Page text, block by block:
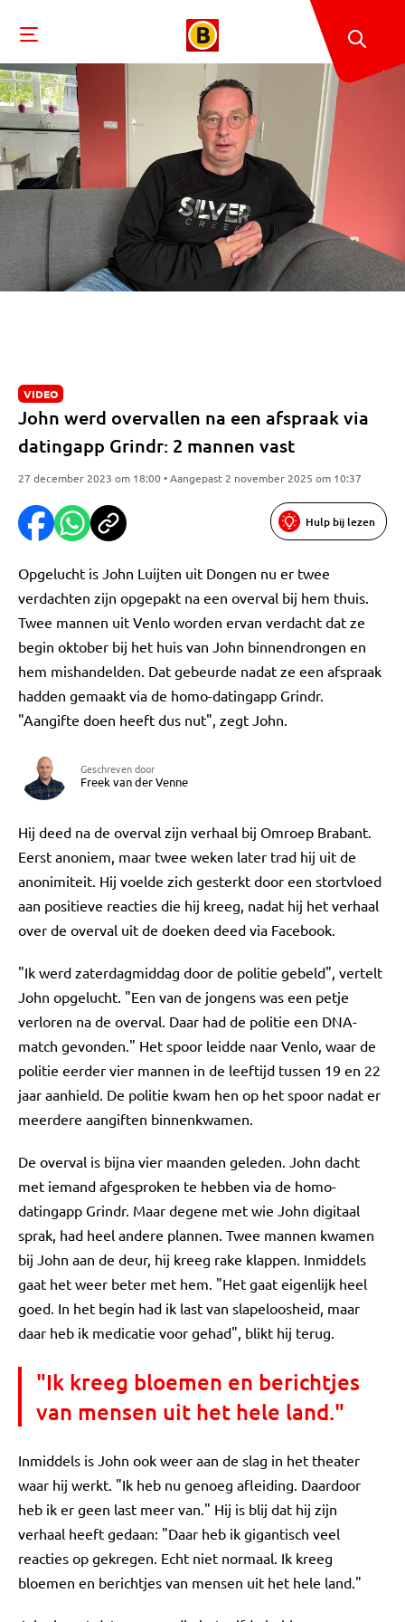
VIDEO
John werd overvallen na een afspraak via
datingapp Grindr: 2 mannen vast
27 december 2023 om 18:00 • Aangepast 2 november 2025 om 10:37
Hulp bij lezen
Opgelucht is John Luijten uit Dongen nu er twee
verdachten zijn opgepakt na een overval bij hem thuis.
Twee mannen uit Venlo worden ervan verdacht dat ze
begin oktober bij het huis van John binnendrongen en
hem mishandelden. Dat gebeurde nadat ze een afspraak
hadden gemaakt via de homo-datingapp Grindr.
"Aangifte doen heeft dus nut", zegt John.
Geschreven door
Freek van der Venne
Hij deed na de overval zijn verhaal bij Omroep Brabant.
Eerst anoniem, maar twee weken later trad hij uit de
anonimiteit. Hij voelde zich gesterkt door een stortvloed
aan positieve reacties die hij kreeg, nadat hij het verhaal
over de overval uit de doeken deed via Facebook.
"Ik werd zaterdagmiddag door de politie gebeld", vertelt
John opgelucht. "Een van de jongens was een petje
verloren na de overval. Daar had de politie een DNA-
match gevonden." Het spoor leidde naar Venlo, waar de
politie eerder vier mannen in de leeftijd tussen 19 en 22
jaar aanhield. De politie kwam hen op het spoor nadat er
meerdere aangiften binnenkwamen.
De overval is bijna vier maanden geleden. John dacht
met iemand afgesproken te hebben via de homo-
datingapp Grindr. Maar degene met wie John digitaal
sprak, had heel andere plannen. Twee mannen kwamen
bij John aan de deur, hij kreeg rake klappen. Inmiddels
gaat het weer beter met hem. "Het gaat eigenlijk heel
goed. In het begin had ik last van slapeloosheid, maar
daar heb ik medicatie voor gehad", blikt hij terug.
"Ik kreeg bloemen en berichtjes
van mensen uit het hele land."
Inmiddels is John ook weer aan de slag in het theater
waar hij werkt. "Ik heb nu genoeg afleiding. Daardoor
heb ik er geen last meer van." Hij is blij dat hij zijn
verhaal heeft gedaan: "Daar heb ik gigantisch veel
reacties op gekregen. Echt niet normaal. Ik kreeg
bloemen en berichtjes van mensen uit het hele land."